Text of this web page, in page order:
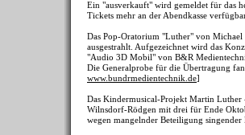
Ein "ausverkauft" wird gemeldet für das
Tickets mehr an der Abendkasse
Das Pop-Oratorium "Luther" von
ausgestrahlt. Aufgezeichnet wird das
"Audio 3D Mobil" von B&R
Die Generalprobe für die Übertragung
www.bundrmedientechnik.de]
Das Kindermusical-Projekt Martin Luther
Wilnsdorf-Rödgen mit drei für Ende
wegen mangelnder Beteiligung